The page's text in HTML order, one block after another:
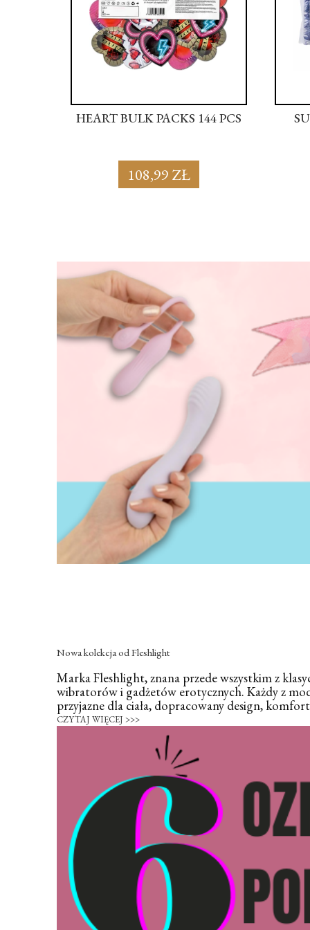
HEART BULK PACKS 144 PCS
108,99 ZŁ
Nowa kolekcja od Fleshlight
Marka Fleshlight, znana przede wszystkim z
wibratorów i gadżetów erotycznych. Każdy z
przyjazne dla ciała, dopracowany design,
CZYTAJ WIĘCEJ >>>